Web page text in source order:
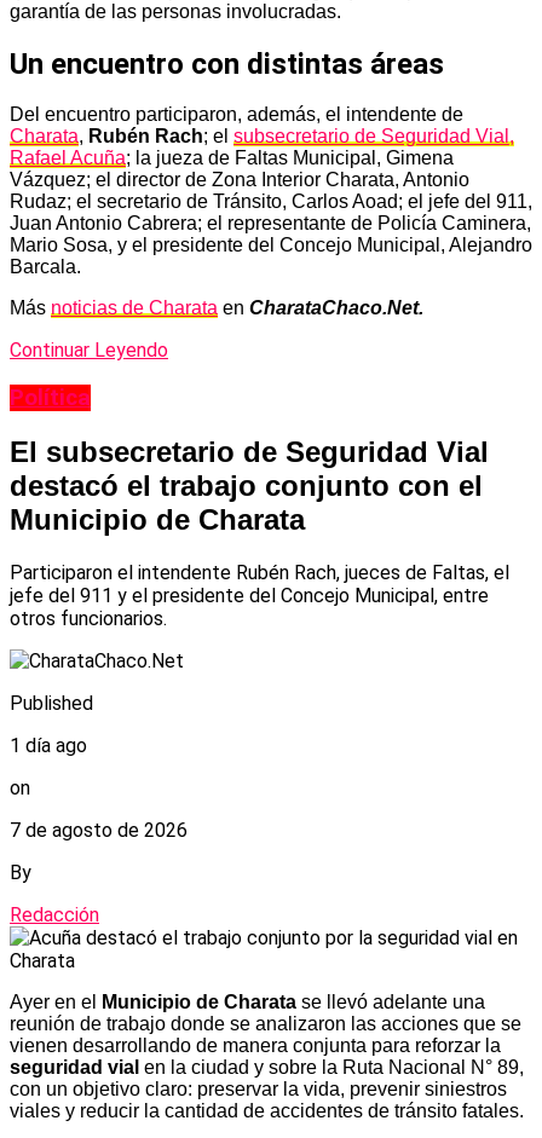
garantía de las personas involucradas.
Un encuentro con distintas áreas
Del encuentro participaron, además, el intendente de
Charata, Rubén Rach; el subsecretario de Seguridad Vial,
Rafael Acuña; la jueza de Faltas Municipal, Gimena
Vázquez; el director de Zona Interior Charata, Antonio
Rudaz; el secretario de Tránsito, Carlos Aoad; el jefe del 911,
Juan Antonio Cabrera; el representante de Policía Caminera,
Mario Sosa, y el presidente del Concejo Municipal, Alejandro
Barcala.
Más noticias de Charata en CharataChaco.Net.
Continuar Leyendo
Política
El subsecretario de Seguridad Vial
destacó el trabajo conjunto con el
Municipio de Charata
Participaron el intendente Rubén Rach, jueces de Faltas, el
jefe del 911 y el presidente del Concejo Municipal, entre
otros funcionarios.
Published
1 día ago
on
7 de agosto de 2026
By
Redacción
Ayer en el Municipio de Charata se llevó adelante una
reunión de trabajo donde se analizaron las acciones que se
vienen desarrollando de manera conjunta para reforzar la
seguridad vial en la ciudad y sobre la Ruta Nacional N° 89,
con un objetivo claro: preservar la vida, prevenir siniestros
viales y reducir la cantidad de accidentes de tránsito fatales.